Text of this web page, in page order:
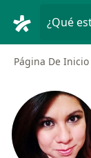
¿Qué
Página De Inicio